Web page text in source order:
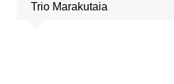
Trio Marakutaia